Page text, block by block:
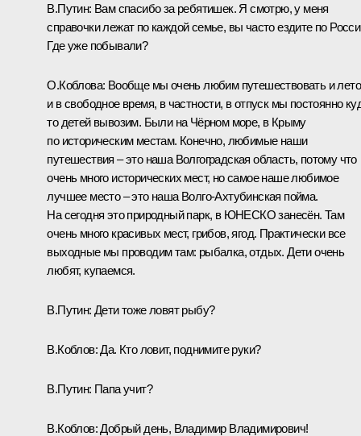
В.Путин: Вам спасибо за ребятишек. Я смотрю, у меня
справочки лежат по каждой семье, вы часто ездите по
Где уже побывали?
О.Коблова: Вообще мы очень любим путешествовать и
и в свободное время, в частности, в отпуск мы постоянно
то детей вывозим. Были на Чёрном море, в Крыму
по историческим местам. Конечно, любимые наши
путешествия – это наша Волгоградская область, потому что
очень много исторических мест, но самое наше любимое
лучшее место – это наша Волго-Ахтубинская пойма.
На сегодня это природный парк, в ЮНЕСКО занесён. Там
очень много красивых мест, грибов, ягод. Практически все
выходные мы проводим там: рыбалка, отдых. Дети очень
любят, купаемся.
В.Путин: Дети тоже ловят рыбу?
В.Коблов:Да. Кто ловит, поднимите руки?
В.Путин: Папа учит?
В.Коблов:Добрый день, Владимир Владимирович!